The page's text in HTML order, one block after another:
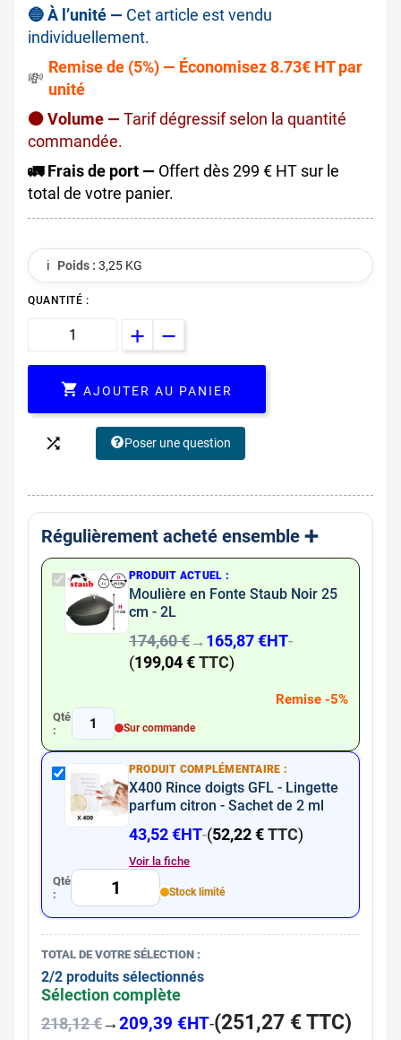
🔵 À l’unité — Cet article est vendu
individuellement.
💸
Remise de (5%) — Économisez 8.73€ HT par
unité
🟠 Volume —Tarif dégressif selon la quantité
commandée.
🚛 Frais de port — Offert dès 299 € HT sur le
total de votre panier.
ℹ️ Poids : 3,25 KG
QUANTITÉ :
 AJOUTER AU PANIER
 Poser une question
Régulièrement acheté ensemble ➕​
PRODUIT ACTUEL :
Moulière en Fonte Staub Noir 25
cm - 2L
174,60 €→ 165,87 €HT-
(199,04 €TTC)
Remise -5%
Qté
:
1 Sur commande
PRODUIT COMPLÉMENTAIRE :
X400 Rince doigts GFL - Lingette
parfum citron - Sachet de 2 ml
43,52 €HT-(52,22 €TTC)
Voir la fiche
Qté
:
Stock limité
TOTAL DE VOTRE SÉLECTION :
2/2 produits sélectionnés
Sélection complète
218,12 €→209,39 €HT-(251,27 €TTC)